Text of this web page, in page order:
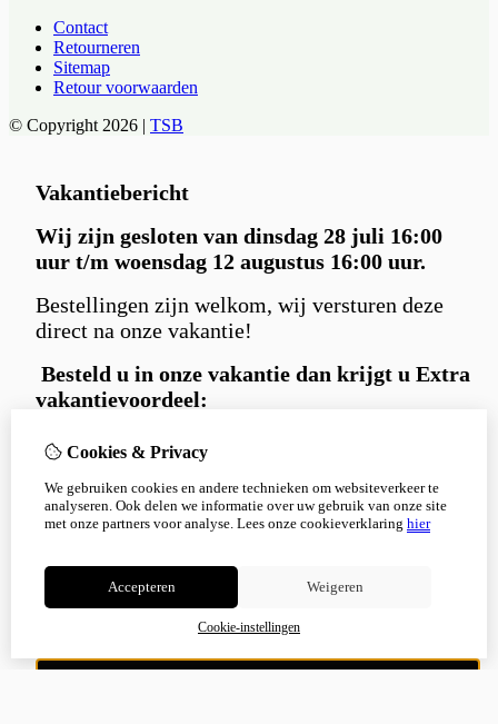
Contact
Retourneren
Sitemap
Retour voorwaarden
© Copyright 2026 | TSB
Cookies & Privacy
We gebruiken cookies en andere technieken om websiteverkeer te
analyseren. Ook delen we informatie over uw gebruik van onze site
met onze partners voor analyse. Lees onze cookieverklaring hier
Accepteren Weigeren
Cookie-instellingen
Vakantiebericht
Wij zijn gesloten van dinsdag 28 juli 16:00
uur t/m woensdag 12 augustus 16:00 uur.
Bestellingen zijn welkom, wij versturen deze
direct na onze vakantie!
Besteld u in onze vakantie dan krijgt u Extra
vakantievoordeel:
Gratis Carniwell hondensnack extraatje
bij iedere bestelling.
en 5% kortingmet kortingscode:
Korting5%
Bedankt voor je begrip en alvast een fijne